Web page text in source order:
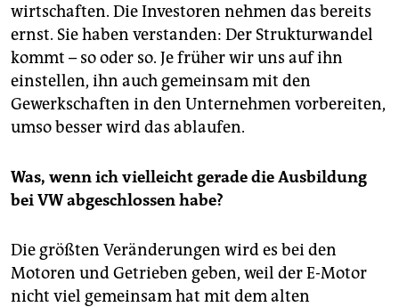
wirtschaften. Die Investoren nehmen das bereits
ernst. Sie haben verstanden: Der Strukturwandel
kommt – so oder so. Je früher wir uns auf ihn
einstellen, ihn auch gemeinsam mit den
Gewerkschaften in den Unternehmen vorbereiten,
umso besser wird das ablaufen.
Was, wenn ich vielleicht gerade die Ausbildung
bei VW abgeschlossen habe?
Die größten Veränderungen wird es bei den
Motoren und Getrieben geben, weil der E-Motor
nicht viel gemeinsam hat mit dem alten